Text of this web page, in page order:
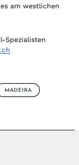
am westlichen
Spezialisten
MADEIRA